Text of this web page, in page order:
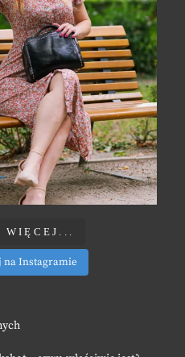
WIĘCEJ...
na Instagramie